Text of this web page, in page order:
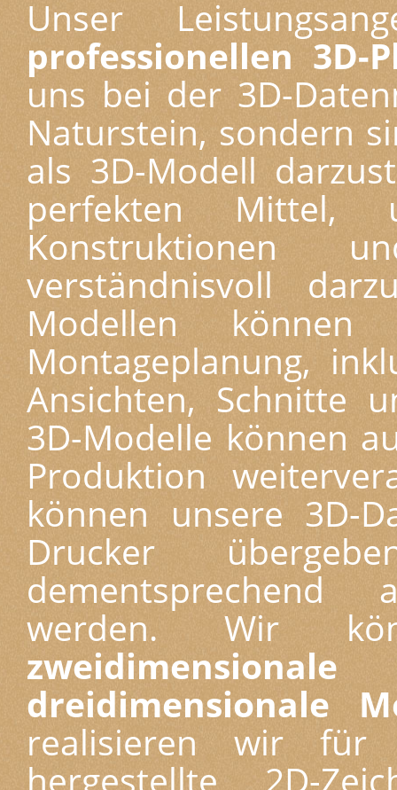
Unser
professionellen 3D-
uns bei der 3D-
Naturstein, sondern
als 3D-Modell
perfekten Mittel,
Konstruktionen
verständnisvoll
Modellen
Montageplanung,
Ansichten, Schnitte
3D-Modelle können
Produktion
können unsere 3D-
Drucker
werden. Wir
dreidimensionale
realisieren wir
hergestellte 2D-